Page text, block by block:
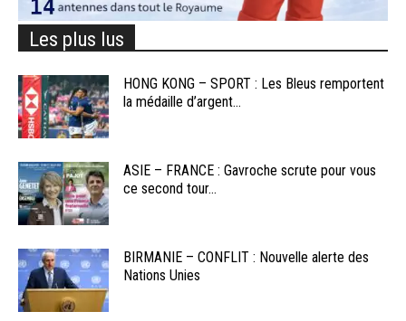
Les plus lus
HONG KONG – SPORT : Les Bleus remportent
la médaille d’argent...
ASIE – FRANCE : Gavroche scrute pour vous
ce second tour...
BIRMANIE – CONFLIT : Nouvelle alerte des
Nations Unies